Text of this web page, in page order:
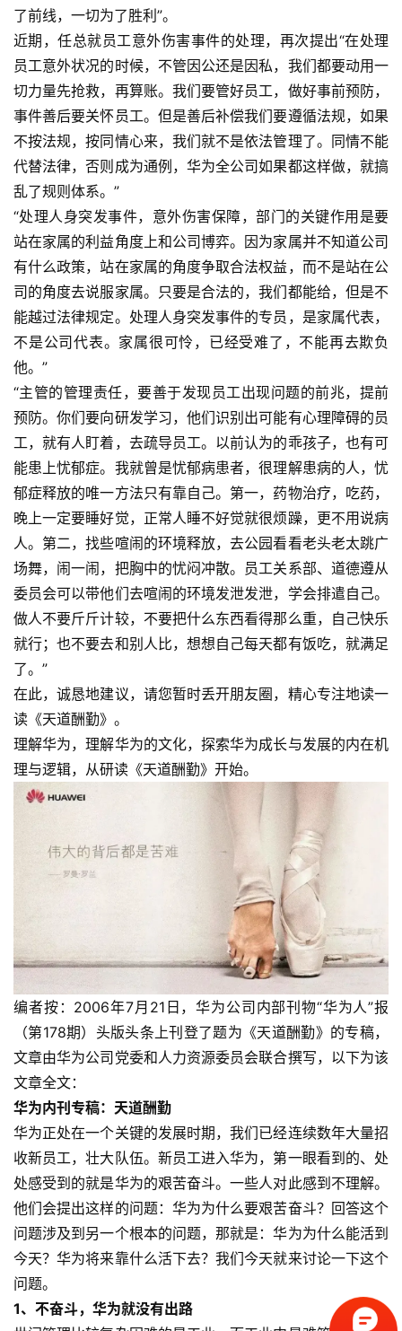
首
页
标
杆
企
业
大
全
考
察
了前线，一切为了胜利”。
近期，任总就员工意外伤害事件的处理，再次提出“在处理
员工意外状况的时候，不管因公还是因私，我们都要动用一
切力量先抢救，再算账。我们要管好员工，做好事前预防，
事件善后要关怀员工。但是善后补偿我们要遵循法规，如果
不按法规，按同情心来，我们就不是依法管理了。同情不能
代替法律，否则成为通例，华为全公司如果都这样做，就搞
乱了规则体系。”
“处理人身突发事件，意外伤害保障，部门的关键作用是要
站在家属的利益角度上和公司博弈。因为家属并不知道公司
有什么政策，站在家属的角度争取合法权益，而不是站在公
司的角度去说服家属。只要是合法的，我们都能给，但是不
能越过法律规定。处理人身突发事件的专员，是家属代表，
不是公司代表。家属很可怜，已经受难了，不能再去欺负
他。”
“主管的管理责任，要善于发现员工出现问题的前兆，提前
预防。你们要向研发学习，他们识别出可能有心理障碍的员
工，就有人盯着，去疏导员工。以前认为的乖孩子，也有可
能患上忧郁症。我就曾是忧郁病患者，很理解患病的人，忧
郁症释放的唯一方法只有靠自己。第一，药物治疗，吃药，
晚上一定要睡好觉，正常人睡不好觉就很烦躁，更不用说病
人。第二，找些喧闹的环境释放，去公园看看老头老太跳广
场舞，闹一闹，把胸中的忧闷冲散。员工关系部、道德遵从
委员会可以带他们去喧闹的环境发泄发泄，学会排遣自己。
做人不要斤斤计较，不要把什么东西看得那么重，自己快乐
就行；也不要去和别人比，想想自己每天都有饭吃，就满足
了。”
在此，诚恳地建议，请您暂时丢开朋友圈，精心专注地读一
读《天道酬勤》。
理解华为，理解华为的文化，探索华为成长与发展的内在机
理与逻辑，从研读《天道酬勤》开始。
编者按：2006年7月21日，华为公司内部刊物“华为人”报
（第178期）头版头条上刊登了题为《天道酬勤》的专稿，
文章由华为公司党委和人力资源委员会联合撰写，以下为该
文章全文：
华为内刊专稿：天道酬勤
华为正处在一个关键的发展时期，我们已经连续数年大量招
收新员工，壮大队伍。新员工进入华为，第一眼看到的、处
处感受到的就是华为的艰苦奋斗。一些人对此感到不理解。
他们会提出这样的问题：华为为什么要艰苦奋斗？回答这个
问题涉及到另一个根本的问题，那就是：华为为什么能活到
今天？华为将来靠什么活下去？我们今天就来讨论一下这个
问题。
1、不奋斗，华为就没有出路